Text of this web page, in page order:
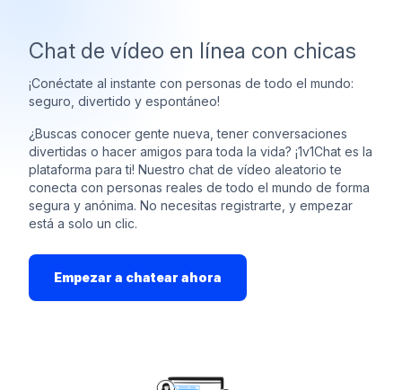
Chat de vídeo en línea con chicas
¡Conéctate al instante con personas de todo el mundo:
seguro, divertido y espontáneo!
¿Buscas conocer gente nueva, tener conversaciones
divertidas o hacer amigos para toda la vida? ¡1v1Chat es la
plataforma para ti! Nuestro chat de vídeo aleatorio te
conecta con personas reales de todo el mundo de forma
segura y anónima. No necesitas registrarte, y empezar
está a solo un clic.
Empezar a chatear ahora